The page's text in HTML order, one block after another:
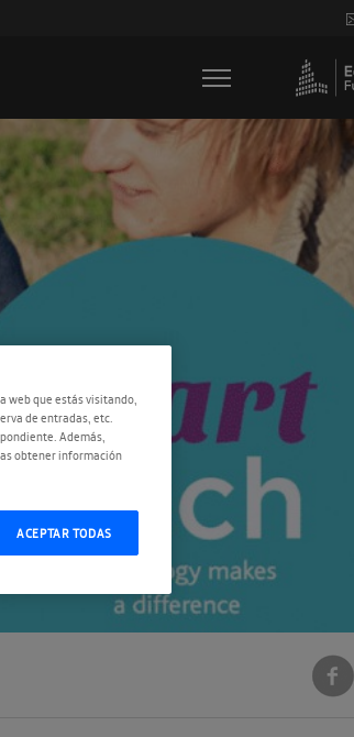
web que estás visitando,
de entradas, etc.
Además,
obtener información
ACEPTAR TODAS